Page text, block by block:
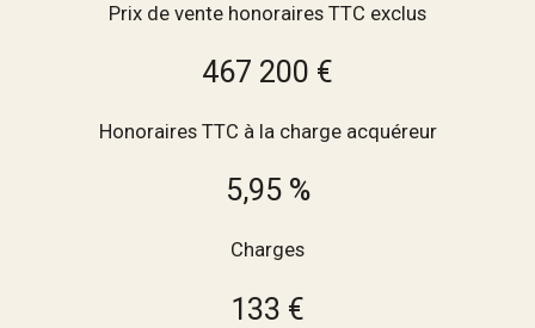
Prix de vente honoraires TTC exclus
467 200 €
Honoraires TTC à la charge acquéreur
5,95 %
Charges
133 €